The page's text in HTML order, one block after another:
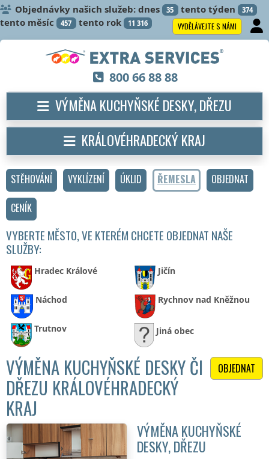
Objednávky našich služeb: dnes 35 tento týden 374
tento měsíc 457 tento rok 11 316 VYDĚLÁVEJTE S NÁMI
STĚHOVÁNÍ VYKLÍZENÍ ÚKLID ŘEMESLA
OBJEDNAT
CENÍK
VYBERTE MĚSTO, VE KTERÉM CHCETE OBJEDNAT NAŠE
SLUŽBY:
Hradec Králové Jičín
Náchod Rychnov nad Kněžnou
Trutnov Jiná obec
OBJEDNAT
VÝMĚNA KUCHYŇSKÉ DESKY ČI
DŘEZU KRÁLOVÉHRADECKÝ
KRAJ
VÝMĚNA KUCHYŇSKÉ
DESKY, DŘEZU
800 66 88 88
VÝMĚNA KUCHYŇSKÉ DESKY, DŘEZU
KRÁLOVÉHRADECKÝ KRAJ